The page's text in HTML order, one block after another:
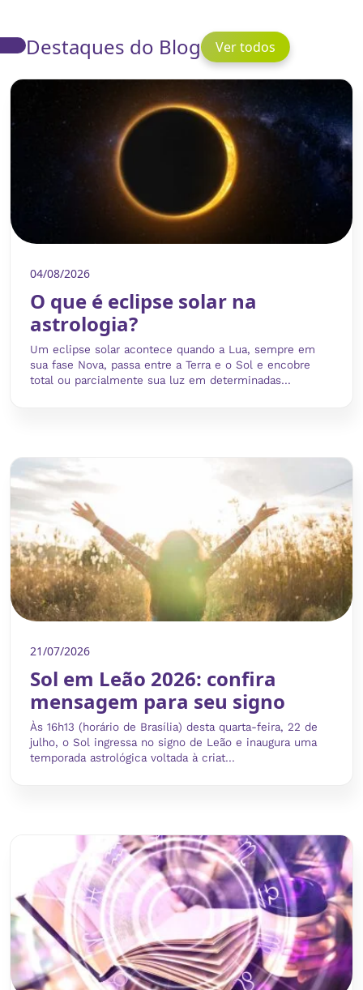
Destaques do Blog Ver todos
04/08/2026
O que é eclipse solar na
astrologia?
Um eclipse solar acontece quando a Lua, sempre em
sua fase Nova, passa entre a Terra e o Sol e encobre
total ou parcialmente sua luz em determinadas...
21/07/2026
Sol em Leão 2026: confira
mensagem para seu signo
Às 16h13 (horário de Brasília) desta quarta-feira, 22 de
julho, o Sol ingressa no signo de Leão e inaugura uma
temporada astrológica voltada à criat...